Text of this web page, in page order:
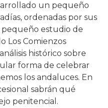
un pequeño
ordenadas por sus
pequeño estudio de
Los Comienzos
histórico sobre
forma de celebrar
los andaluces. En
sabrán qué
penitencial.